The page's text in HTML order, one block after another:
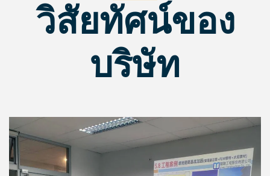
วิสัยทัศน์ของ
บริษัท